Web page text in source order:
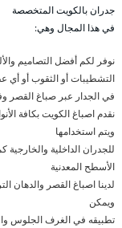
جدران بالكويت المتخصصة
في هذا المجال وهي:
نوفر لكم أفضل التصاميم
التشطيبات أو الثقوب أو
في الجدار عبر صباغ القصر
نقدم اصباغ الكويت بكافة
ويتم استخدامها
للجدران الداخلية
الأسطح المعدنية
لدينا اصباغ القصر والدهان
ويمكن
تطبيقه في الغرف الجلوس